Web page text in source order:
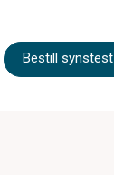
Bestill synstest